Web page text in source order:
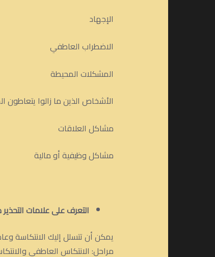
الإجهاد
الاضطراب العاطفي
المشكلات المحيطة
الأشخاص الذين ما زالوا يتعاطون
مشاكل العلاقات
مشاكل وظيفية أو مالية
التعرف على علامات
يمكن أن تتسلل إليك الانتكاسة
مراحل: الانتكاس العاطفي